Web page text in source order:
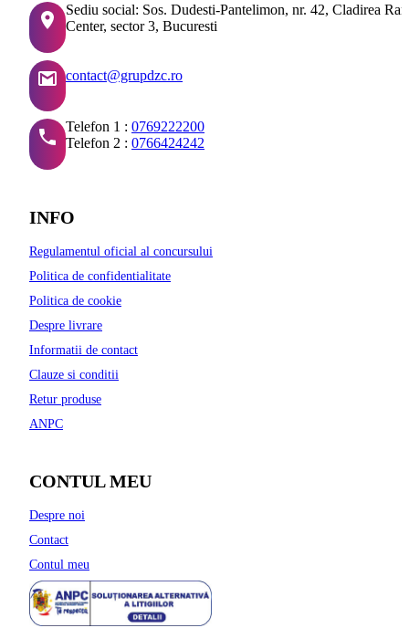
Sediu social: Sos. Dudesti-Pantelimon, nr. 42, Cladirea
Center, sector 3, Bucuresti
contact@grupdzc.ro
Telefon 1 : 0769222200
Telefon 2 : 0766424242
INFO
Regulamentul oficial al concursului
Politica de confidentialitate
Politica de cookie
Despre livrare
Informatii de contact
Clauze si conditii
Retur produse
ANPC
CONTUL MEU
Despre noi
Contact
Contul meu